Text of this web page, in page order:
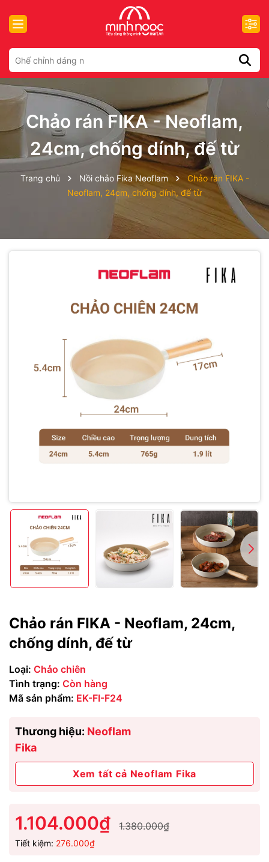
Chảo rán FIKA - Neoflam,
24cm, chống dính, đế từ
Trang chủ Nồi chảo Fika Neoflam
Chảo rán FIKA -
Neoflam, 24cm, chống dính, đế từ
Chảo rán FIKA - Neoflam, 24cm,
chống dính, đế từ
Loại: Chảo chiên
Tình trạng: Còn hàng
Mã sản phẩm: EK-FI-F24
Thương hiệu: Neoflam
Fika
Xem tất cả Neoflam Fika
1.104.000₫ 1.380.000₫
Tiết kiệm: 276.000₫